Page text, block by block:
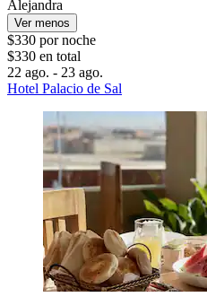
Alejandra
Ver menos
$330 por noche
$330 en total
22 ago. - 23 ago.
Hotel Palacio de Sal